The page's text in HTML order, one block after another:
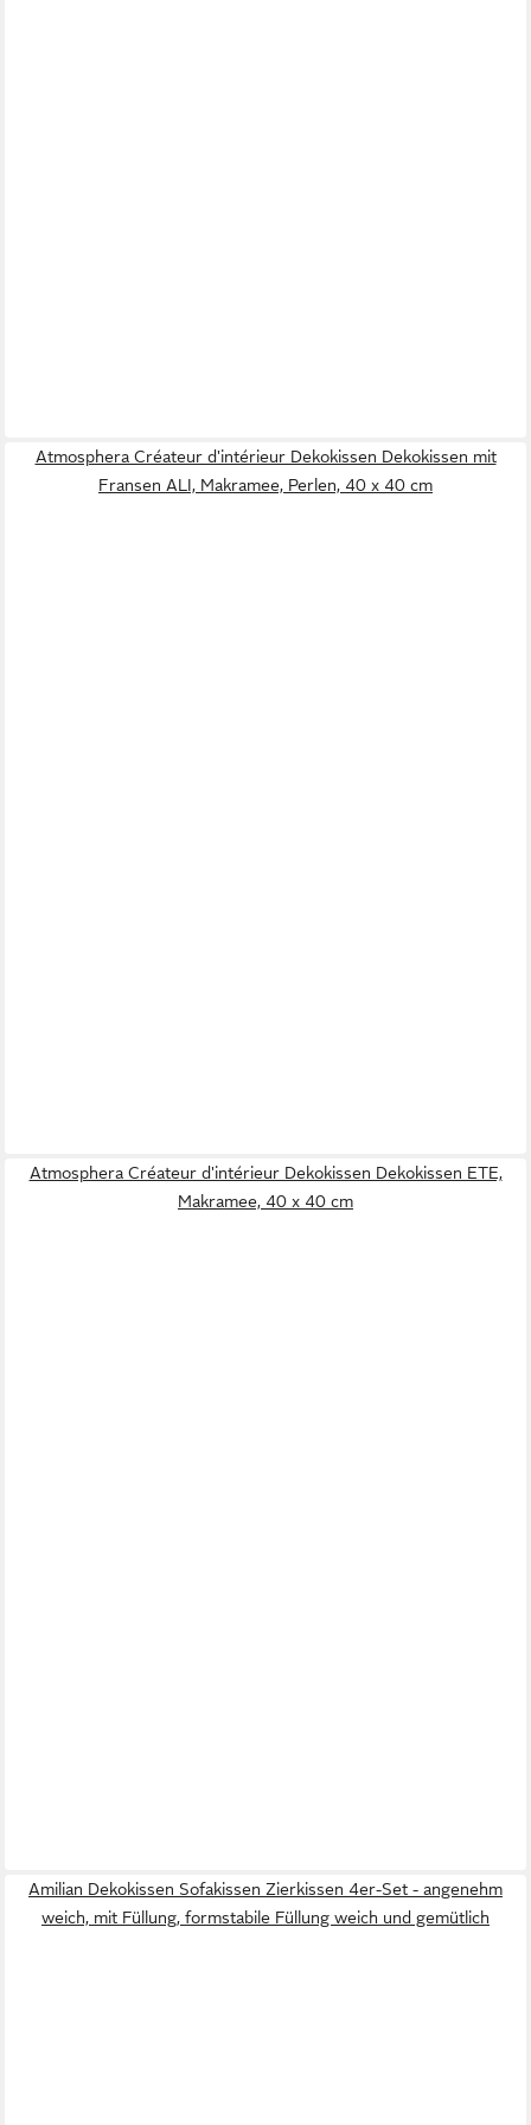
Atmosphera Créateur d'intérieur Dekokissen Dekokissen mit
Fransen ALI, Makramee, Perlen, 40 x 40 cm
Atmosphera Créateur d'intérieur Dekokissen Dekokissen ETE,
Makramee, 40 x 40 cm
Amilian Dekokissen Sofakissen Zierkissen 4er-Set - angenehm
weich, mit Füllung, formstabile Füllung weich und gemütlich